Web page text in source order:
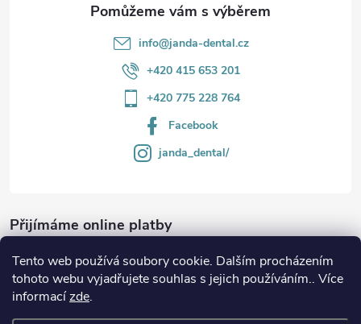
Tento web používá soubory cookie. Dalším procházením
tohoto webu vyjadřujete souhlas s jejich používáním.. Více
informacízde.
info@janda-dental.cz
+420 415 653 201
+420 775 228 764
Facebook
janda_dental/
Přijímáme online platby